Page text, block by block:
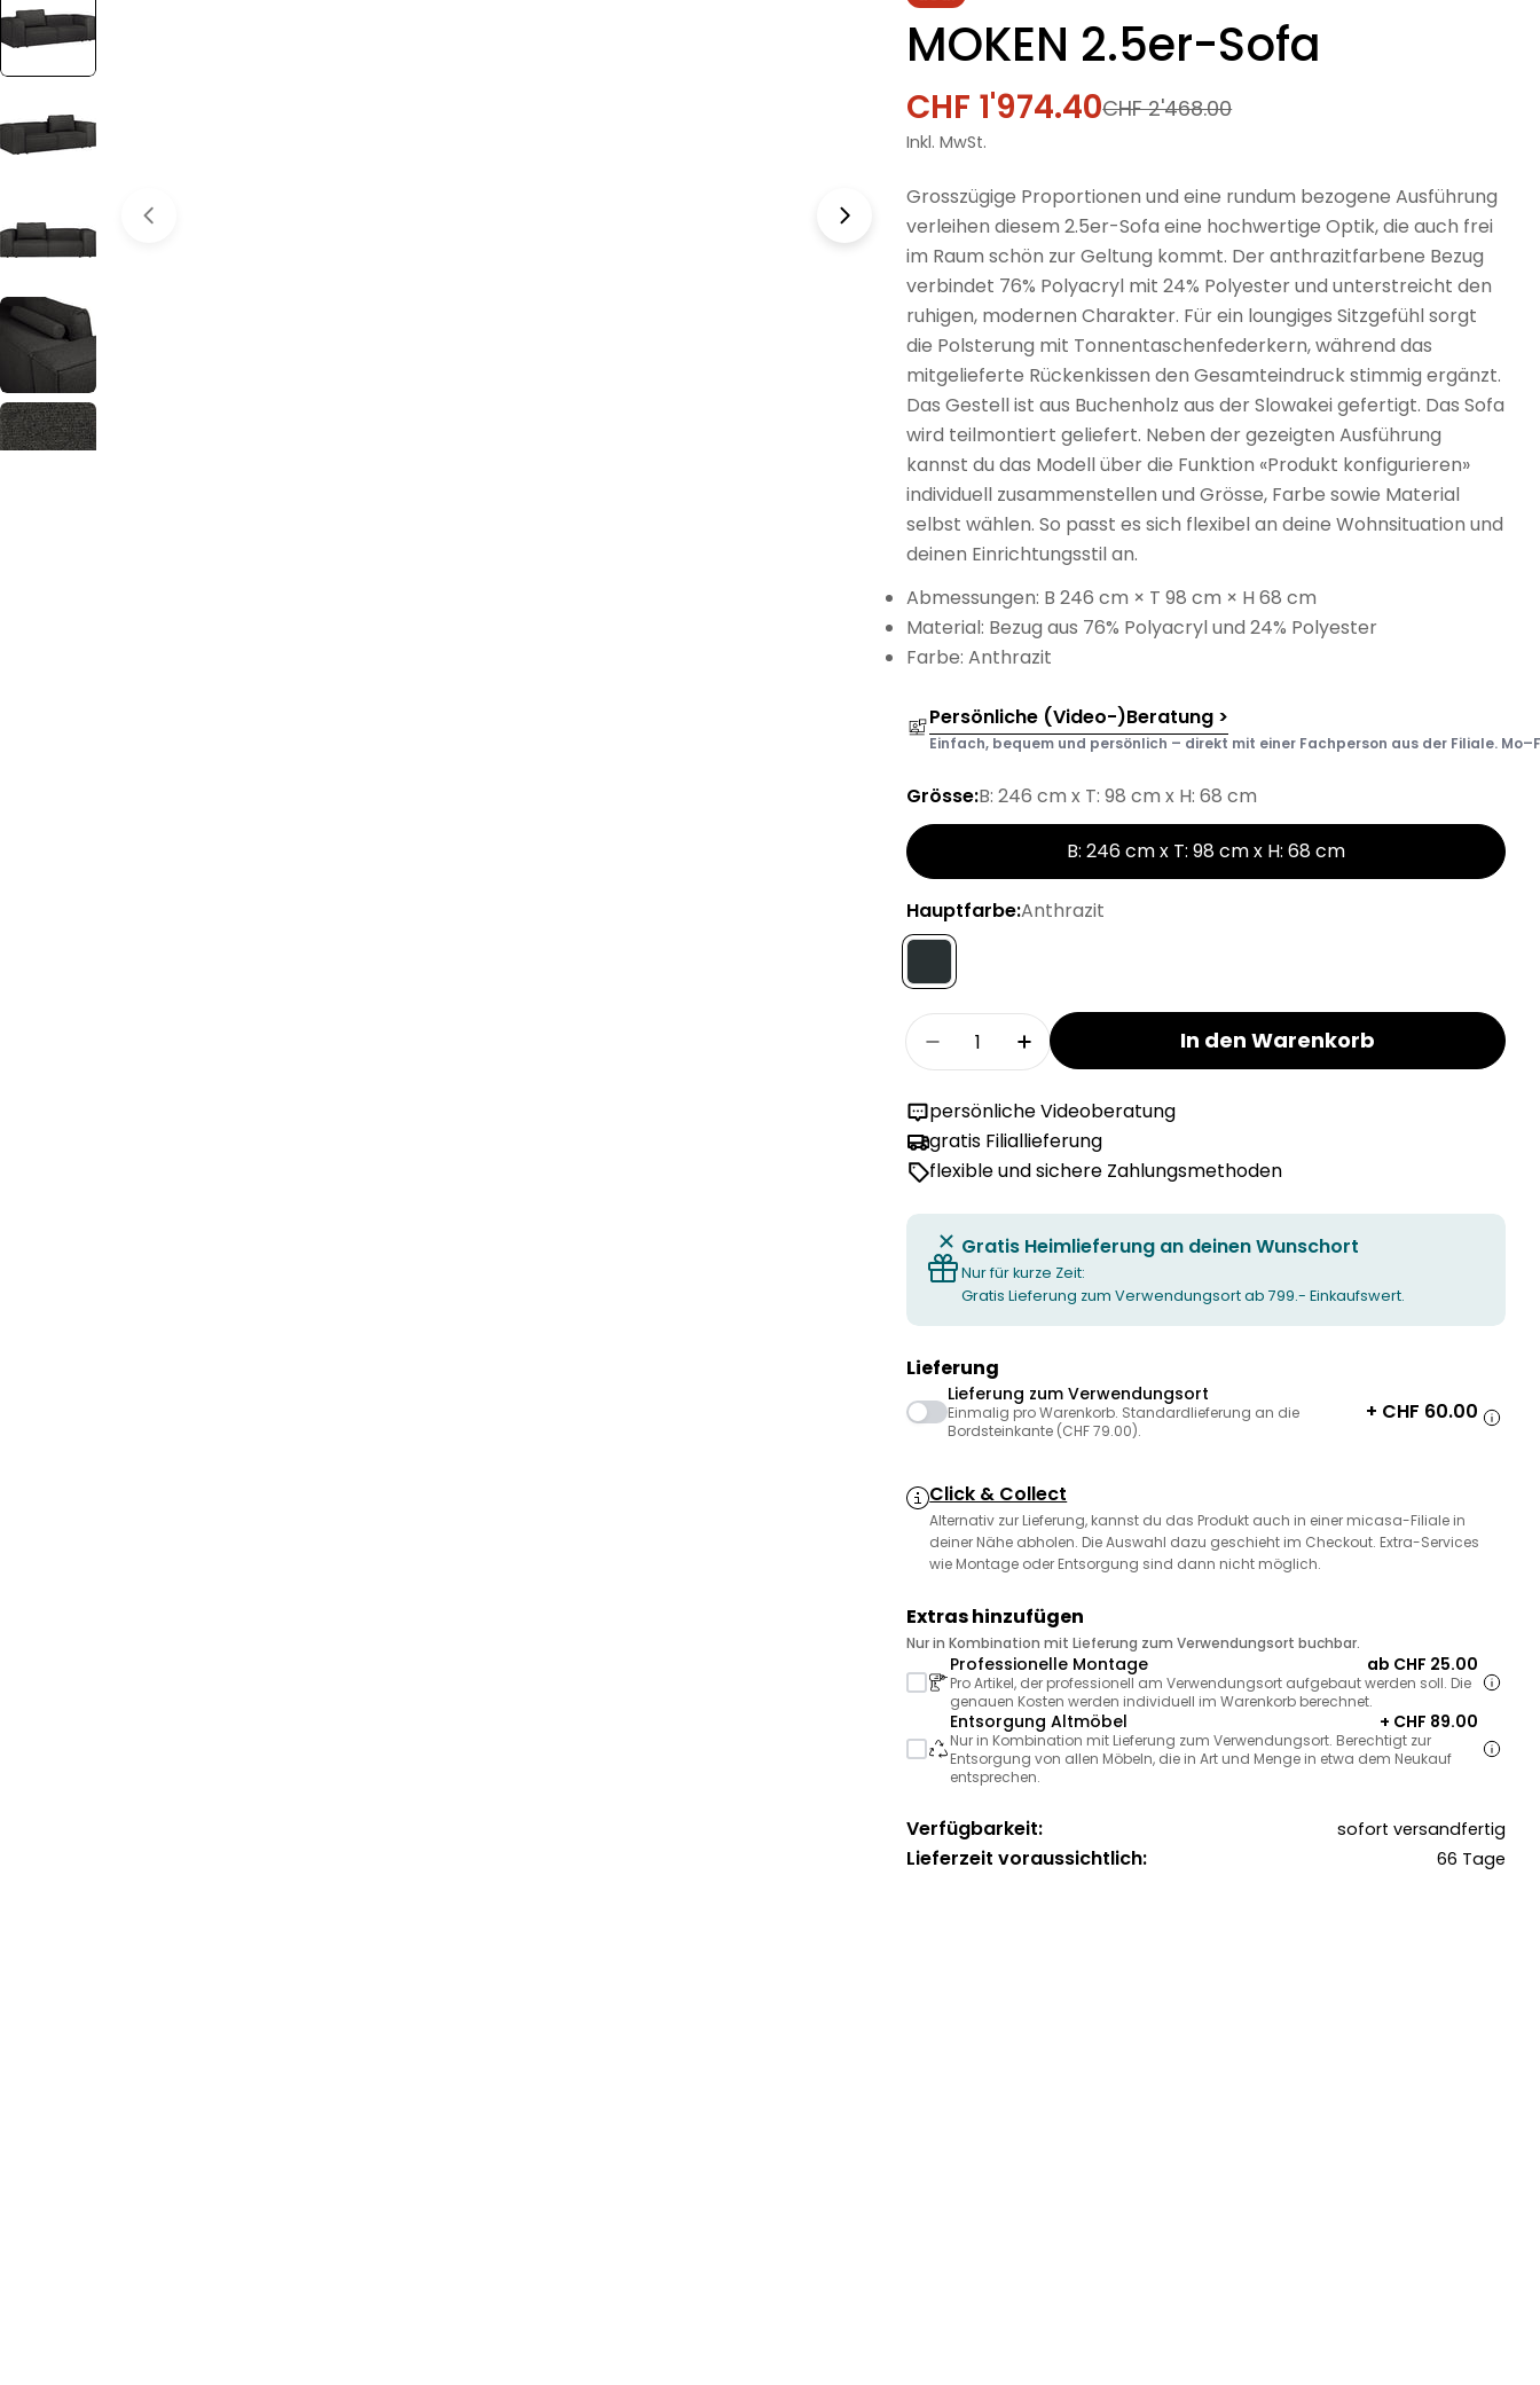
MOKEN 2.5er-Sofa
Verkaufspreis
CHF 1'974.40
Regulärer
Preis
CHF 2'468.00
Inkl. MwSt.
Grosszügige Proportionen und eine rundum bezogene Ausführung
verleihen diesem 2.5er-Sofa eine hochwertige Optik, die auch frei
im Raum schön zur Geltung kommt. Der anthrazitfarbene Bezug
verbindet 76% Polyacryl mit 24% Polyester und unterstreicht den
ruhigen, modernen Charakter. Für ein loungiges Sitzgefühl sorgt
die Polsterung mit Tonnentaschenfederkern, während das
mitgelieferte Rückenkissen den Gesamteindruck stimmig ergänzt.
Das Gestell ist aus Buchenholz aus der Slowakei gefertigt. Das Sofa
wird teilmontiert geliefert. Neben der gezeigten Ausführung
kannst du das Modell über die Funktion «Produkt konfigurieren»
individuell zusammenstellen und Grösse, Farbe sowie Material
selbst wählen. So passt es sich flexibel an deine Wohnsituation und
deinen Einrichtungsstil an.
Abmessungen: B 246 cm × T 98 cm × H 68 cm
Material: Bezug aus 76% Polyacryl und 24% Polyester
Farbe: Anthrazit
Persönliche (Video-)Beratung >
Einfach, bequem und persönlich – direkt mit einer Fachperson aus der Filiale. Mo–Fr
Grösse:B: 246 cm x T: 98 cm x H: 68 cm
B: 246 cm x T: 98 cm x H: 68 cm
Hauptfarbe:Anthrazit
Menge
Menge für MOKEN 2.5er-Sofa verringern
Menge für MOKEN 2.5er-Sofa erhöhen
In den Warenkorb
persönliche Videoberatung
gratis Filiallieferung
flexible und sichere Zahlungsmethoden
Gratis Heimlieferung an deinen Wunschort
Nur für kurze Zeit:
Gratis Lieferung zum Verwendungsort ab 799.- Einkaufswert.
Lieferung
Lieferung zum Verwendungsort
Einmalig pro Warenkorb. Standardlieferung an die
Bordsteinkante (CHF 79.00).
+ CHF 60.00
Click & Collect
Alternativ zur Lieferung, kannst du das Produkt auch in einer micasa-Filiale in
deiner Nähe abholen. Die Auswahl dazu geschieht im Checkout. Extra-Services
wie Montage oder Entsorgung sind dann nicht möglich.
Extras hinzufügen
Nur in Kombination mit Lieferung zum Verwendungsort buchbar.
Professionelle Montage ab CHF 25.00
Pro Artikel, der professionell am Verwendungsort aufgebaut werden soll. Die
genauen Kosten werden individuell im Warenkorb berechnet.
Entsorgung Altmöbel + CHF 89.00
Nur in Kombination mit Lieferung zum Verwendungsort. Berechtigt zur
Entsorgung von allen Möbeln, die in Art und Menge in etwa dem Neukauf
entsprechen.
Verfügbarkeit: sofort versandfertig
Lieferzeit voraussichtlich: 66 Tage